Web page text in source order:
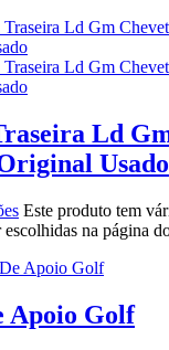
Ld
Usado
Este produto tem
escolhidas na página
Apoio Golf